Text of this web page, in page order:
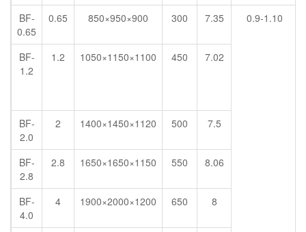
BF-
0.65
0.65 850×950×900 300 7.35 0.9-1.10
BF-
1.2
1.2 1050×1150×1100 450 7.02
BF-
2.0
2 1400×1450×1120 500 7.5
BF-
2.8
2.8 1650×1650×1150 550 8.06
BF-
4.0
4 1900×2000×1200 650 8